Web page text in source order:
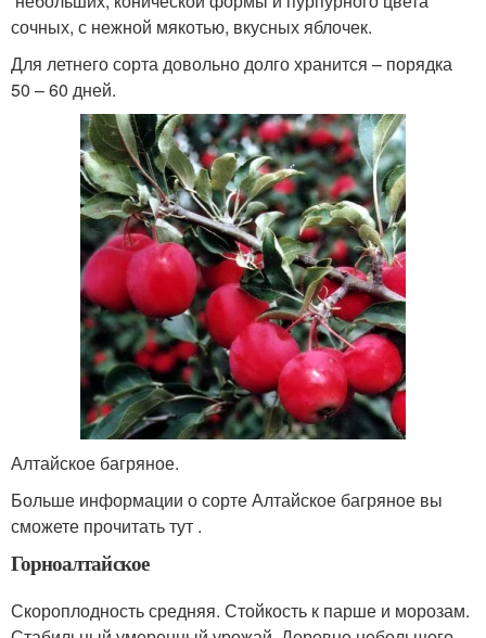
сочных, с нежной мякотью, вкусных яблочек.
Для летнего сорта довольно долго хранится – порядка
50 – 60 дней.
Алтайское багряное.
Больше информации о сорте Алтайское багряное вы
сможете прочитать тут .
Горноалтайское
Скороплодность средняя. Стойкость к парше и морозам.